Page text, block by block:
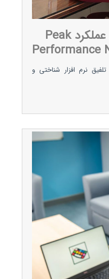
نوروفیدبک ارتقاء عملکرد Peak
Performance
تلفیق نرم افزار شناختی و